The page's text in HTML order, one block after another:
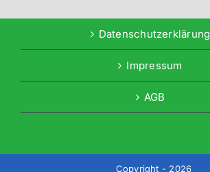
Datenschutzerklärung
Impressum
AGB
Copyright - 2026